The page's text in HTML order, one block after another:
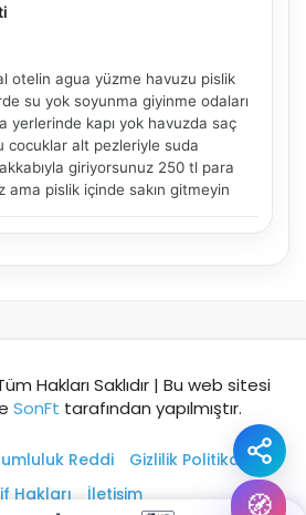
otelin agua yüzme havuzu pislik
su yok soyunma giyinme odaları
yerlerinde kapı yok havuzda saç
cocuklar alt pezleriyle suda
giriyorsunuz 250 tl para
ama pislik içinde sakın gitmeyin
Hakları Saklıdır | Bu web sitesi
SonFt tarafından yapılmıştır.
Reddi
Gizlilik Politikası
Hakları
İletişim 🧭
⭐ Popüler ✨ İlk kez gelen
🌿 Doğa 👨‍👩‍👧 Aile/Çocuk
🚶 Yürüyüş
Akıllı rota öner